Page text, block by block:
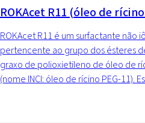
ROKAcet R11 (óleo de
ROKAcet R11 é um surfactante não
pertencente ao grupo dos ésteres
graxo de polioxietileno de óleo de
(nome INCI: óleo de rícino PEG-11).